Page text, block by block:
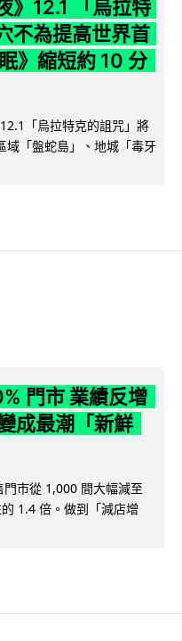
》12.1 「烏拉特
不為提高世界首
》縮短約 10 分
「烏拉特克的詛咒」將
域「盤蛇島」、地城「毒牙
門市 業績反增
成最潮「新鮮
門市從 1,000 間大幅減至
1.4 倍。做到「減店增